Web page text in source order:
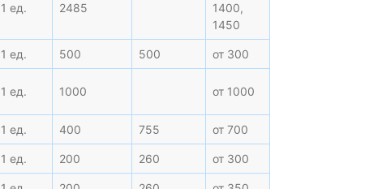
1 ед. 2485
1400,
1450
1 ед. 500 500 от 300
1 ед. 1000 от 1000
1 ед. 400 755 от 700
1 ед. 200 260 от 300